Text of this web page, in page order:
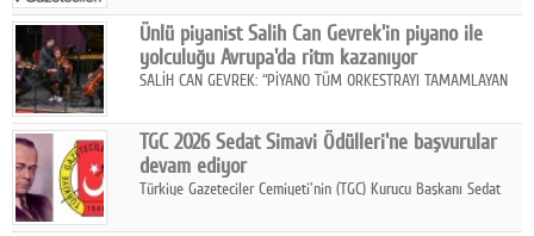
Yazarlar
Künye
SOSYAL MEDYA
Facebook
Twitter
hedefiyle internet sitesini ve sosyal medya kanallarını yeniledi.
Ünlü piyanist Salih Can Gevrek'in piyano ile
yolculuğu Avrupa'da ritm kazanıyor
SALİH CAN GEVREK: “PİYANO TÜM ORKESTRAYI TAMAMLAYAN
ETKİ YARATIYOR"
TGC 2026 Sedat Simavi Ödülleri'ne başvurular
devam ediyor
Türkiye Gazeteciler Cemiyeti'nin (TGC) Kurucu Başkanı Sedat